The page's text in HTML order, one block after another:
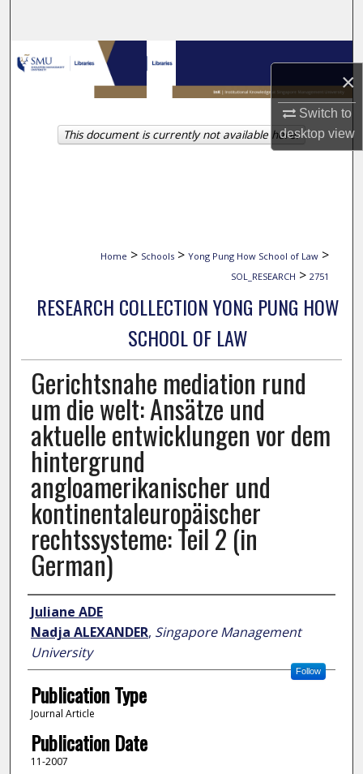
×
Switch to
desktopview
Browse Collections
My Account
About
Home > Schools > Yong Pung How School of Law >
SOL_RESEARCH > 2751
RESEARCH COLLECTION YONG PUNG HOW
SCHOOL OF LAW
Gerichtsnahe mediation rund
um die welt: Ansätze und
aktuelle entwicklungen vor dem
hintergrund
angloamerikanischer und
kontinentaleuropäischer
rechtssysteme: Teil 2 (in
German)
Author
Juliane ADE
Nadja ALEXANDER, Singapore Management
University
Follow
Publication Type
Journal Article
Publication Date
11-2007
This document is currently not available here.